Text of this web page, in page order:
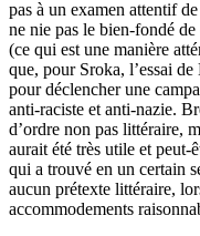
pas à un examen attentif
ne nie pas le bien-fondé
(ce qui est une manière
que, pour Sroka, l’essai
pour déclencher une
anti-raciste et anti-nazie.
d’ordre non pas littéraire,
aurait été très utile et peut-
qui a trouvé en un certain
aucun prétexte littéraire,
accommodements